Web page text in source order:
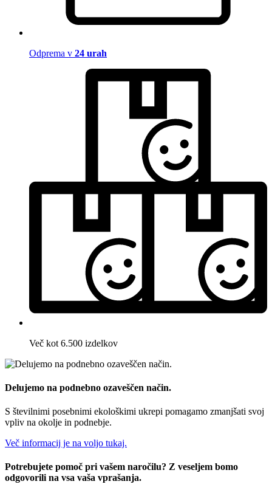
Odprema v 24 urah
Več kot 6.500 izdelkov
Delujemo na podnebno ozaveščen način.
S številnimi posebnimi ekološkimi ukrepi pomagamo zmanjšati svoj
vpliv na okolje in podnebje.
Več informacij je na voljo tukaj.
Potrebujete pomoč pri vašem naročilu? Z veseljem bomo
odgovorili na vsa vaša vprašanja.